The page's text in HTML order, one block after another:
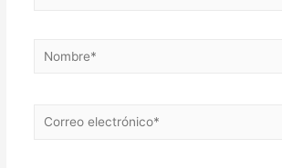
Nombre*
Correo